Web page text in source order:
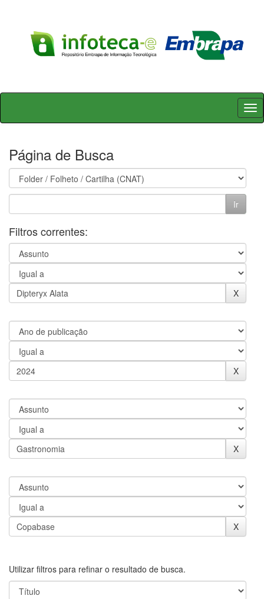
Skip
Página de Busca
Filtros correntes:
Utilizar filtros para refinar o resultado de busca.